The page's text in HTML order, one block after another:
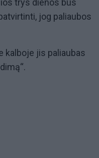
trys dienos bus
jog paliaubos
kalboje jis paliaubas